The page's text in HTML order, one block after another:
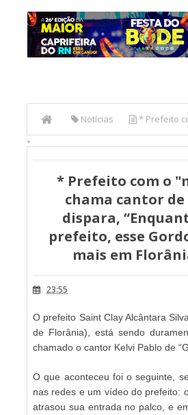
Notícias * Prefeito
chama cantor de gordo e dispara,
-
* Prefeito com o
chama cantor de
dispara,
prefeito, esse
mais em
23:55
O prefeito Saint Clay Alcântara
de Florânia), está sendo
chamado o cantor Kelvi Pablo de
O que aconteceu foi o seguinte,
nas redes e um vídeo do prefeito:
atrasou sua entrada no palco, e